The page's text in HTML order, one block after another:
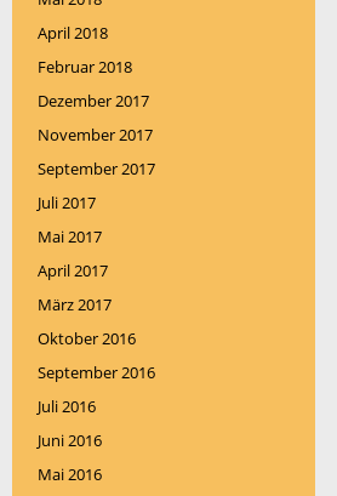
April 2018
Februar 2018
Dezember 2017
November 2017
September 2017
Juli 2017
Mai 2017
April 2017
März 2017
Oktober 2016
September 2016
Juli 2016
Juni 2016
Mai 2016